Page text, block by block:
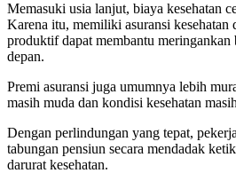
Memasuki usia lanjut, biaya kesehatan
Karena itu, memiliki asuransi kesehatan
produktif dapat membantu meringankan
depan.
Premi asuransi juga umumnya lebih
masih muda dan kondisi kesehatan
Dengan perlindungan yang tepat,
tabungan pensiun secara mendadak
darurat kesehatan.